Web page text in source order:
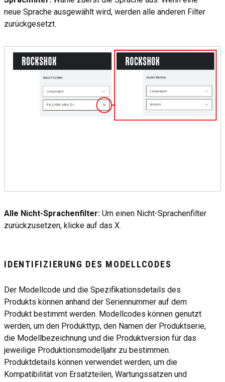
neue Sprache ausgewählt wird, werden alle anderen Filter
zurückgesetzt.
Alle Nicht-Sprachenfilter: Um einen Nicht-Sprachenfilter
zurückzusetzen, klicke auf das X.
IDENTIFIZIERUNG DES MODELLCODES
Der Modellcode und die Spezifikationsdetails des
Produkts können anhand der Seriennummer auf dem
Produkt bestimmt werden. Modellcodes können genutzt
werden, um den Produkttyp, den Namen der Produktserie,
die Modellbezeichnung und die Produktversion für das
jeweilige Produktionsmodelljahr zu bestimmen.
Produktdetails können verwendet werden, um die
Kompatibilität von Ersatzteilen, Wartungssätzen und